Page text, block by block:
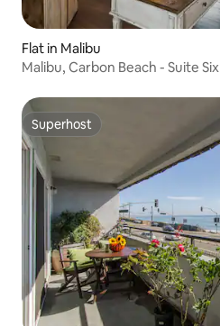
Flat in Malibu
Malibu, Carbon Beach - Suite Six
Superhost
Superhost